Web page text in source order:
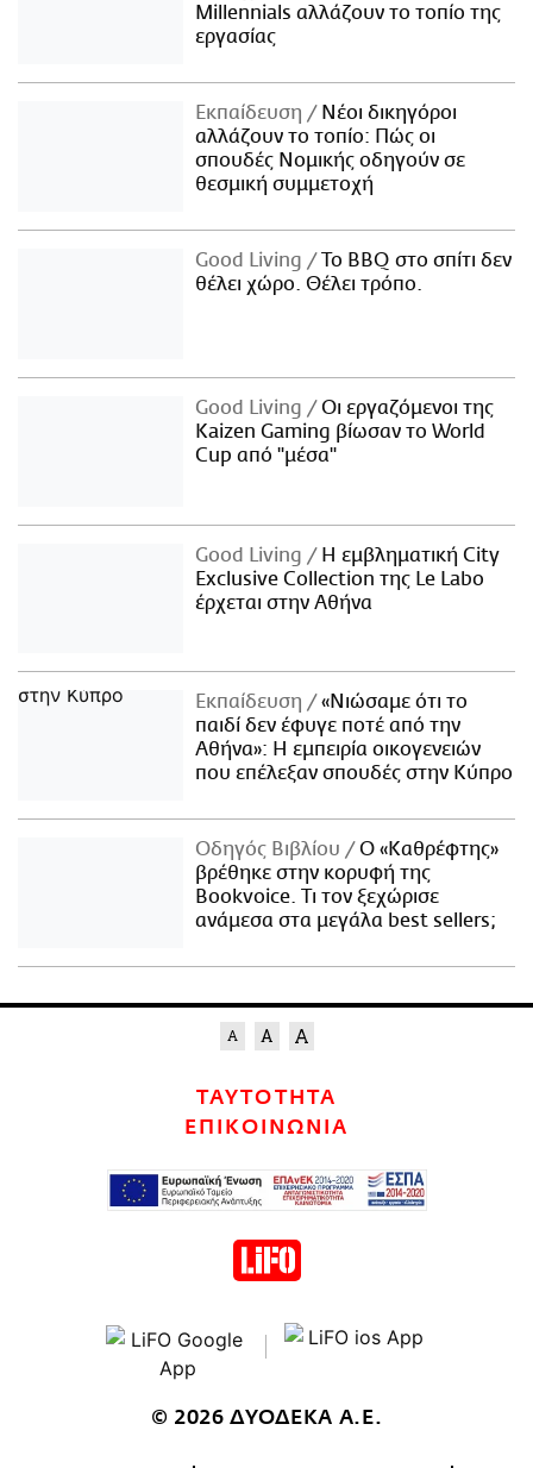
Millennials αλλάζουν το τοπίο της
εργασίας
Εκπαίδευση
Νέοι δικηγόροι
αλλάζουν το τοπίο: Πώς οι
σπουδές Νομικής οδηγούν σε
θεσμική συμμετοχή
Good Living
Το BBQ στο σπίτι δεν
θέλει χώρο. Θέλει τρόπο.
Good Living
Οι εργαζόμενοι της
Kaizen Gaming βίωσαν το World
Cup από "μέσα"
Good Living
Η εμβληματική City
Exclusive Collection της Le Labo
έρχεται στην Αθήνα
Εκπαίδευση
«Νιώσαμε ότι το
παιδί δεν έφυγε ποτέ από την
Αθήνα»: Η εμπειρία οικογενειών
που επέλεξαν σπουδές στην Κύπρο
Οδηγός Βιβλίου
Ο «Καθρέφτης»
βρέθηκε στην κορυφή της
Bookvoice. Τι τον ξεχώρισε
ανάμεσα στα μεγάλα best sellers;
ΤΑΥΤΟΤΗΤΑ
ΕΠΙΚΟΙΝΩΝΙΑ
© 2026 ΔΥΟΔΕΚΑ Α.Ε.